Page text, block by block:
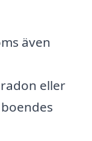
även
eller